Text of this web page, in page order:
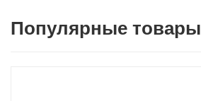
Популярные товары